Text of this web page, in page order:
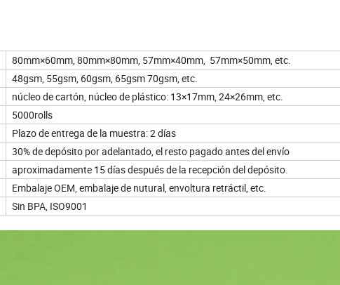
80mm×60mm, 80mm×80mm, 57mm×40mm, 57mm×50mm, etc.
48gsm, 55gsm, 60gsm, 65gsm 70gsm, etc.
núcleo de cartón, núcleo de plástico: 13×17mm, 24×26mm, etc.
5000rolls
Plazo de entrega de la muestra: 2 días
30% de depósito por adelantado, el resto pagado antes del envío
aproximadamente 15 días después de la recepción del depósito.
Embalaje OEM, embalaje de nutural, envoltura retráctil, etc.
Sin BPA, ISO9001